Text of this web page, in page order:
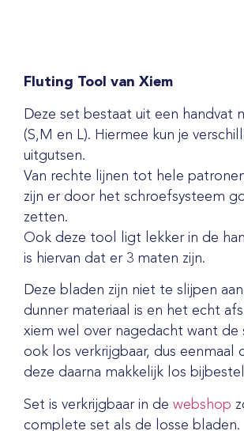
Fluting Tool van Xiem
Deze set bestaat uit een handvat
(S,M en L). Hiermee kun je
uitgutsen.
Van rechte lijnen tot hele
zijn er door het schroefsysteem
zetten.
Ook deze tool ligt lekker in de
is hiervan dat er 3 maten zijn.
Deze bladen zijn niet te slijpen
dunner materiaal is en het echt
xiem wel over nagedacht want de
ook los verkrijgbaar, dus eenmaal
deze daarna makkelijk los
Set is verkrijgbaar in de webshop
complete set als de losse bladen.